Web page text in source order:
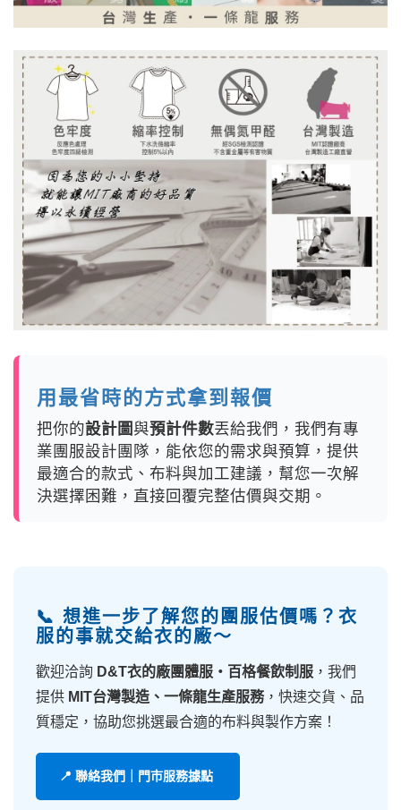
用最省時的方式拿到報價
把你的設計圖與預計件數丟給我們，我們有專
業團服設計團隊，能依您的需求與預算，提供
最適合的款式、布料與加工建議，幫您一次解
決選擇困難，直接回覆完整估價與交期。
📞 想進一步了解您的團服估價嗎？衣
服的事就交給衣的廠～
歡迎洽詢 D&T衣的廠團體服・百格餐飲制服 ，我們
提供 MIT台灣製造、一條龍生產服務，快速交貨、品
質穩定，協助您挑選最合適的布料與製作方案！
📍 聯絡我們｜門市服務據點